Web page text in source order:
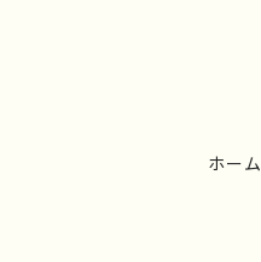
ホーム